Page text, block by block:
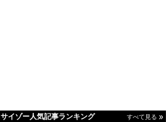
サイゾー人気記事ランキング すべて見る